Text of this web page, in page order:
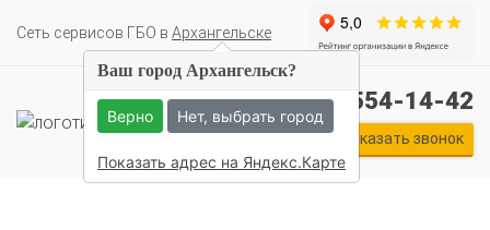
Cеть сервисов ГБО в Архангельске
+7 (911) 554-14-42
Заказать звонок
Ваш город Архангельск?
Верно Нет, выбрать город
Показать адрес на Яндекс.Карте